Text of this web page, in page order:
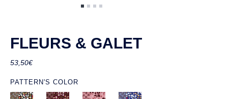
FLEURS & GALET
53,50€
PATTERN'S COLOR